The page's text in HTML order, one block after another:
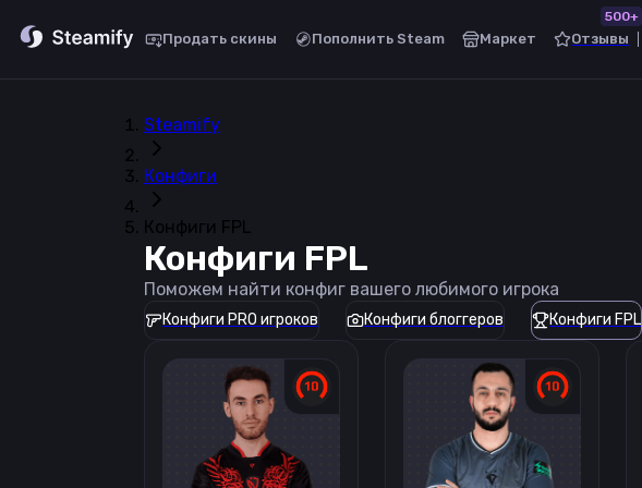
Продать скины Пополнить Steam Маркет Отзывы
500+
Steamify
Конфиги
Конфиги FPL
Конфиги FPL
Поможем найти конфиг вашего любимого игрока
Конфиги PRO игроков Конфиги блоггеров Конфиги FPL